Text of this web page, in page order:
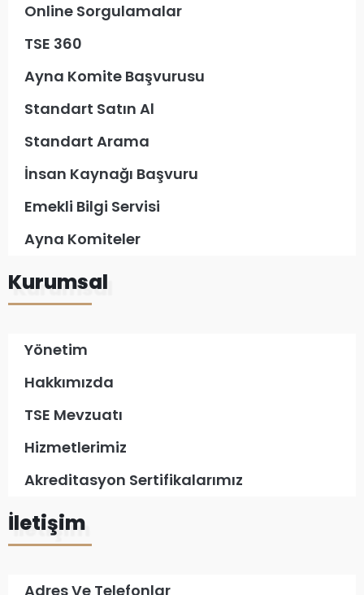
Online Sorgulamalar
TSE 360
Ayna Komite Başvurusu
Standart Satın Al
Standart Arama
İnsan Kaynağı Başvuru
Emekli Bilgi Servisi
Ayna Komiteler
Kurumsal
Yönetim
Hakkımızda
TSE Mevzuatı
Hizmetlerimiz
Akreditasyon Sertifikalarımız
İletişim
Adres Ve Telefonlar